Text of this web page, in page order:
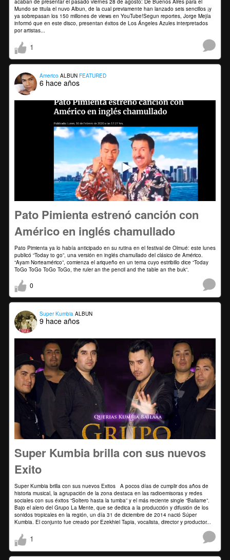
Mundo se titula el nuvo Albun, de la cual previamente han lanzado seis sencillos ¡y
ya sobrepasan los 150 millones de views en YouTube!Segun reportes, Jorge Mejía
informó que en este disco, presentan éxitos de Los Ángeles Azules interpretados
por artistas...
1
Americo ALBUN FEATURED
6 hace años
Pato Pimienta estrenó canción con
Américo en inglés chamullado
Pato Pimienta ya lo había anticipado en su rutina en el festival de Olmué: este lunes
publicó “Today to go”, una versión en inglés chamullado del clásico de Américo.
“Ayam Norteamérico”, comienza el ariqueño en un tema cuyo estribillo dice “Today
ToGo ToGo ToGo ToGo, the ruler an the pencil and the table an the buk”.
0
Super Kumbia ALBUN
9 hace años
Super Kumbia brilla con sus nuevos
Exito
Super Kumbia brilla con sus nuevos Exitos A pocos días de cumplir dos años de
historia musical, la agrupación de la zona destaca en las radioemisoras y redes
sociales con sus éxitos “Soltero hasta la tumba” y el más reciente single “Bailame”.
Bajo el alero del Grupo La Mente, que se dedica a la producción y difusión de los
sonidos tropicales en la región, un día 31 de diciembre de 2014 nació Súper
Kumbia. El conjunto fue creado por Ezekhiel Tapia, vocalista, director y productor...
1